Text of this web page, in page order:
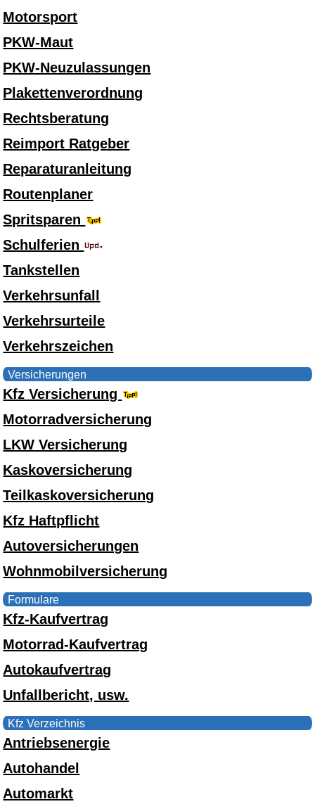
Motorsport
PKW-Maut
PKW-Neuzulassungen
Plakettenverordnung
Rechtsberatung
Reimport Ratgeber
Reparaturanleitung
Routenplaner
Spritsparen
Schulferien
Tankstellen
Verkehrsunfall
Verkehrsurteile
Verkehrszeichen
Versicherungen
Kfz Versicherung
Motorradversicherung
LKW Versicherung
Kaskoversicherung
Teilkaskoversicherung
Kfz Haftpflicht
Autoversicherungen
Wohnmobilversicherung
Formulare
Kfz-Kaufvertrag
Motorrad-Kaufvertrag
Autokaufvertrag
Unfallbericht, usw.
Kfz Verzeichnis
Antriebsenergie
Autohandel
Automarkt